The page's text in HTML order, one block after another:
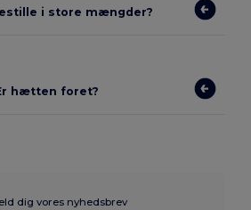
i store mængder?
hætten foret?
dig vores nyhedsbrev